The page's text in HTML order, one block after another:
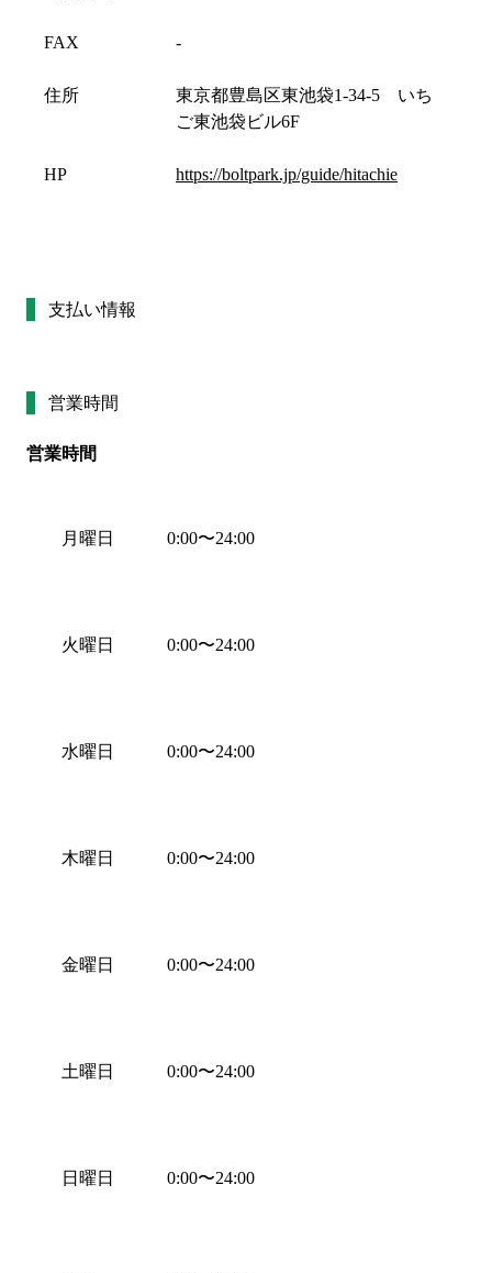
FAX -
住所
東京都豊島区東池袋1-34-5 いち
ご東池袋ビル6F
HP https://boltpark.jp/guide/hitachie
支払い情報
営業時間
営業時間
月曜日
火曜日
水曜日
木曜日
金曜日
土曜日
日曜日
0:00〜24:00
0:00〜24:00
0:00〜24:00
0:00〜24:00
0:00〜24:00
0:00〜24:00
0:00〜24:00